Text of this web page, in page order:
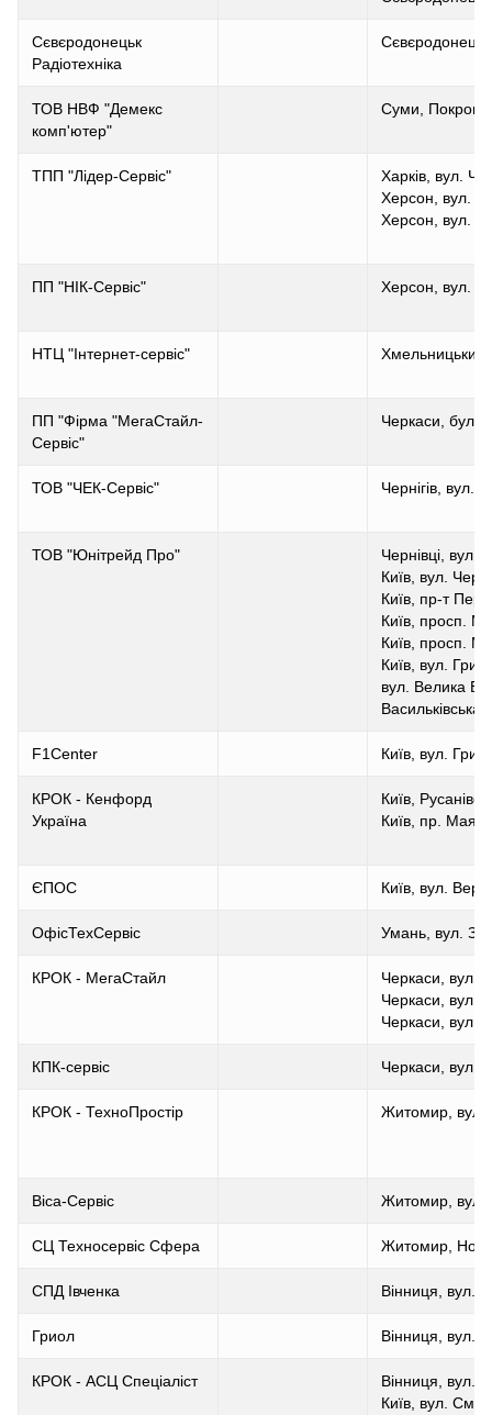
Сєвєродонецьк
Радіотехніка
ТОВ НВФ "Демекс
комп'ютер"
Суми,
ТПП "Лідер-Сервіс"
Харків, вул.
Херсон, вул. 9
Херсон, вул. 9
ПП "НІК-Сервіс" Херсон, вул. 9
НТЦ "Інтернет-сервіс"
ПП "Фірма "МегаСтайл-
Сервіс"
Черкаси,
ТОВ "ЧЕК-Сервіс" Чернігів,
ТОВ "Юнітрейд Про"
Чернівці,
Київ, вул.
Київ, пр-т
Київ, просп.
Київ, просп.
Київ, вул.
вул. Велика
F1Center Київ, вул.
КРОК - Кенфорд
Україна
Київ,
Київ, пр.
ЄПОС Київ, вул.
ОфісТехСервіс Умань, вул.
КРОК - МегаСтайл
Черкаси, вул.
Черкаси, вул.
Черкаси, вул.
КПК-сервіс Черкаси, вул.
КРОК - ТехноПростір Житомир, вул.
Віса-Сервіс Житомир, вул.
СЦ Техносервіс Сфера Житомир,
СПД Івченка Вінниця, вул.
Гриол Вінниця, вул.
КРОК - АСЦ Спеціаліст
Вінниця, вул.
Київ, вул.